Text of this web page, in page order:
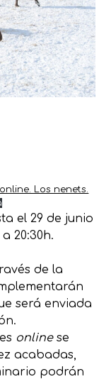
Los nenets.
el 29 de junio
20:30h.
de la
será enviada
onlinese
acabadas,
podrán